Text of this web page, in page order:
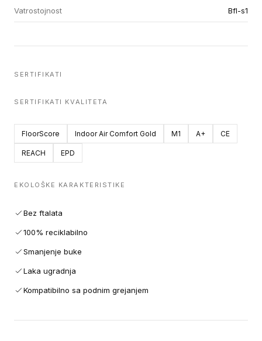
Vatrostojnost Bfl-s1
SERTIFIKATI
SERTIFIKATI KVALITETA
FloorScore Indoor Air Comfort Gold M1 A+ CE
REACH EPD
EKOLOŠKE KARAKTERISTIKE
Bez ftalata
100% reciklabilno
Smanjenje buke
Laka ugradnja
Kompatibilno sa podnim grejanjem